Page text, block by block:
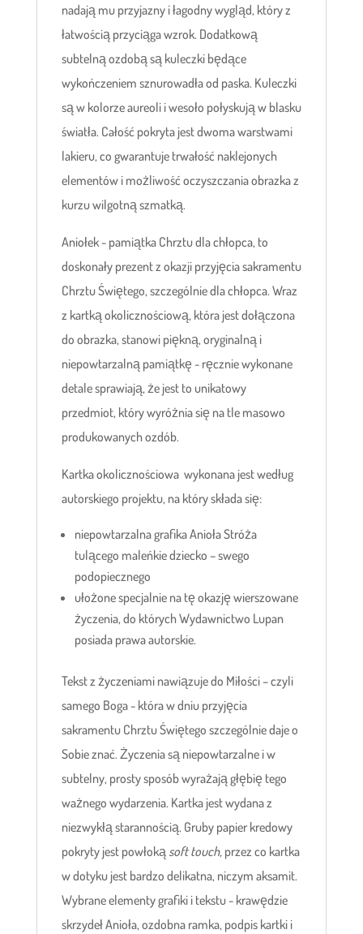
nadają mu przyjazny i łagodny wygląd, który z
łatwością przyciąga wzrok. Dodatkową
subtelną ozdobą są kuleczki będące
wykończeniem sznurowadła od paska. Kuleczki
są w kolorze aureoli i wesoło połyskują w blasku
światła. Całość pokryta jest dwoma warstwami
lakieru, co gwarantuje trwałość naklejonych
elementów i możliwość oczyszczania obrazka z
kurzu wilgotną szmatką.
Aniołek - pamiątka Chrztu dla chłopca, to
doskonały prezent z okazji przyjęcia sakramentu
Chrztu Świętego, szczególnie dla chłopca. Wraz
z kartką okolicznościową, która jest dołączona
do obrazka, stanowi piękną, oryginalną i
niepowtarzalną pamiątkę - ręcznie wykonane
detale sprawiają, że jest to unikatowy
przedmiot, który wyróżnia się na tle masowo
produkowanych ozdób.
Kartka okolicznościowa wykonana jest według
autorskiego projektu, na który składa się:
niepowtarzalna grafika Anioła Stróża
tulącego maleńkie dziecko – swego
podopiecznego
ułożone specjalnie na tę okazję wierszowane
życzenia, do których Wydawnictwo Lupan
posiada prawa autorskie.
Tekst z życzeniami nawiązuje do Miłości – czyli
samego Boga - która w dniu przyjęcia
sakramentu Chrztu Świętego szczególnie daje o
Sobie znać. Życzenia są niepowtarzalne i w
subtelny, prosty sposób wyrażają głębię tego
ważnego wydarzenia. Kartka jest wydana z
niezwykłą starannością. Gruby papier kredowy
pokryty jest powłoką soft touch, przez co kartka
w dotyku jest bardzo delikatna, niczym aksamit.
Wybrane elementy grafiki i tekstu - krawędzie
skrzydeł Anioła, ozdobna ramka, podpis kartki i